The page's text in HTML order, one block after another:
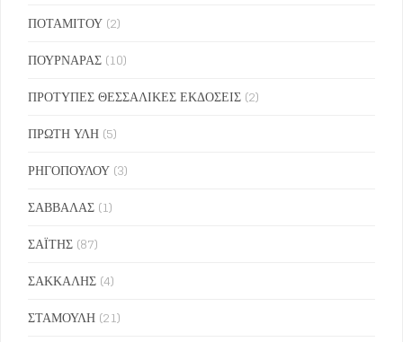
ΠΟΤΑΜΙΤΟΥ (2)
ΠΟΥΡΝΑΡΑΣ (10)
ΠΡΟΤΥΠΕΣ ΘΕΣΣΑΛΙΚΕΣ ΕΚΔΟΣΕΙΣ (2)
ΠΡΩΤΗ ΥΛΗ (5)
ΡΗΓΟΠΟΥΛΟΥ (3)
ΣΑΒΒΑΛΑΣ (1)
ΣΑΪΤΗΣ (87)
ΣΑΚΚΑΛΗΣ (4)
ΣΤΑΜΟΥΛΗ (21)